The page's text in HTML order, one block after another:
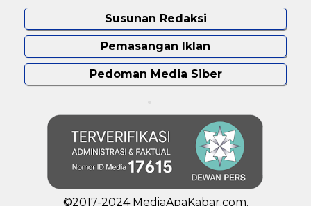
Susunan Redaksi
Pemasangan Iklan
Pedoman Media Siber
©2017-2024 MediaApaKabar.com.